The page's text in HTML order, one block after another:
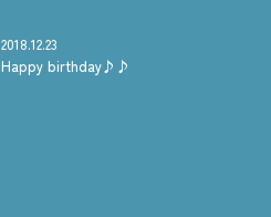
2018.12.23
Happy birthday♪♪